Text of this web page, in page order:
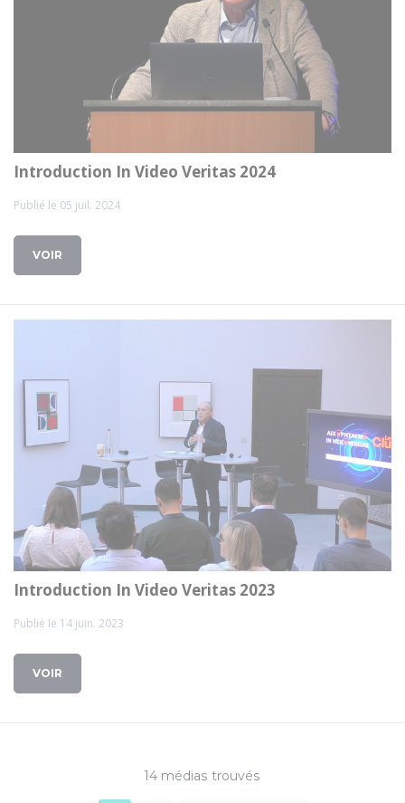
Introduction In Video Veritas 2024
Publié le 05 juil. 2024
VOIR
Introduction In Video Veritas 2023
Publié le 14 juin. 2023
VOIR
14 médias trouvés